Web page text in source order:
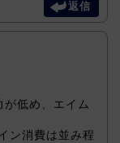
返信
が低め、エイム
ン消費は並み程